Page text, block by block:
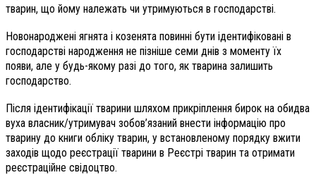
тварин, що йому належать чи утримуються в господарстві.
Новонароджені ягнята і козенята повинні бути ідентифіковані в
господарстві народження не пізніше семи днів з моменту їх
появи, але у будь-якому разі до того, як тварина залишить
господарство.
Після ідентифікації тварини шляхом прикріплення бирок на обидва
вуха власник/утримувач зобов’язаний внести інформацію про
тварину до книги обліку тварин, у встановленому порядку вжити
заходів щодо реєстрації тварини в Реєстрі тварин та отримати
реєстраційне свідоцтво.